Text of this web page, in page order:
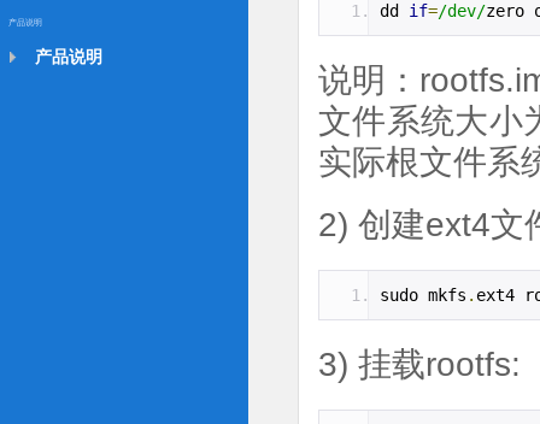
产品说明
产品说明
dd if=/dev/zero
说明：
文件系统大小
实际根文件系
2) 创建ext4文
sudo mkfs . ext4
3) 挂载rootfs: